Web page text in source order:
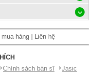
hàng Liên hệ
Chính sách bán sĩ
Jasic